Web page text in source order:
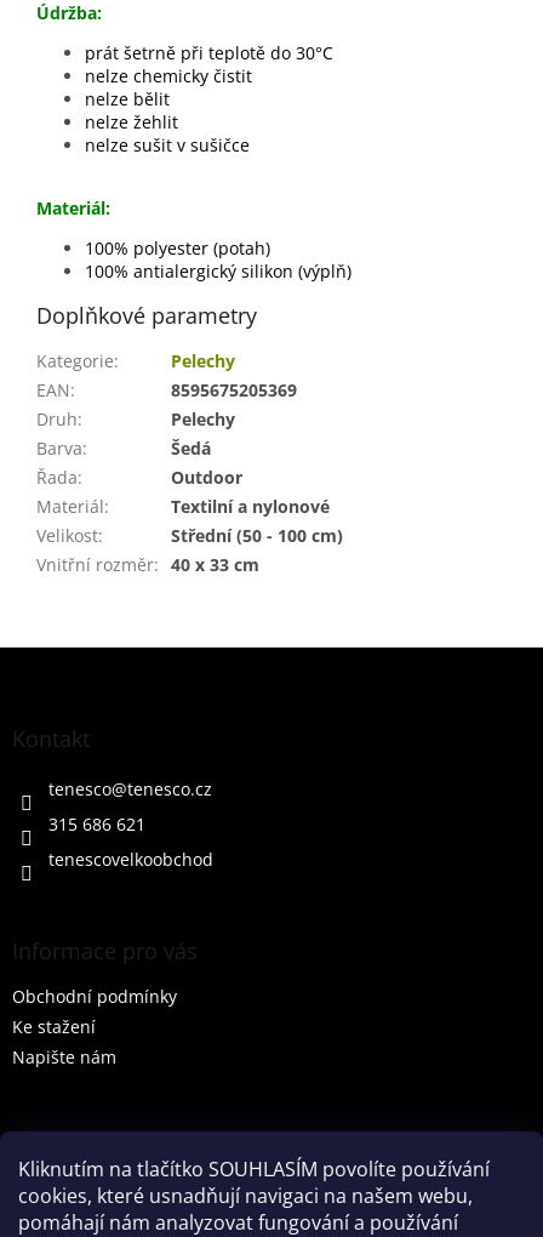
Kliknutím na tlačítko SOUHLASÍM povolíte používání
cookies, které usnadňují navigaci na našem webu,
pomáhají nám analyzovat fungování a používání
Údržba:
prát šetrně při teplotě do 30°C
nelze chemicky čistit
nelze bělit
nelze žehlit
nelze sušit v sušičce
Materiál:
100% polyester (potah)
100% antialergický silikon (výplň)
Doplňkové parametry
Kategorie:
Pelechy
EAN:
8595675205369
Druh:
Pelechy
Barva:
Šedá
Řada:
Outdoor
Materiál:
Textilní a nylonové
Velikost:
Střední (50 - 100 cm)
Vnitřní rozměr: 40 x 33 cm
Z
Kontakt
tenesco@tenesco.cz
315 686 621
tenescovelkoobchod
Informace pro vás
Obchodní podmínky
Ke stažení
Napište nám
HLEDAT